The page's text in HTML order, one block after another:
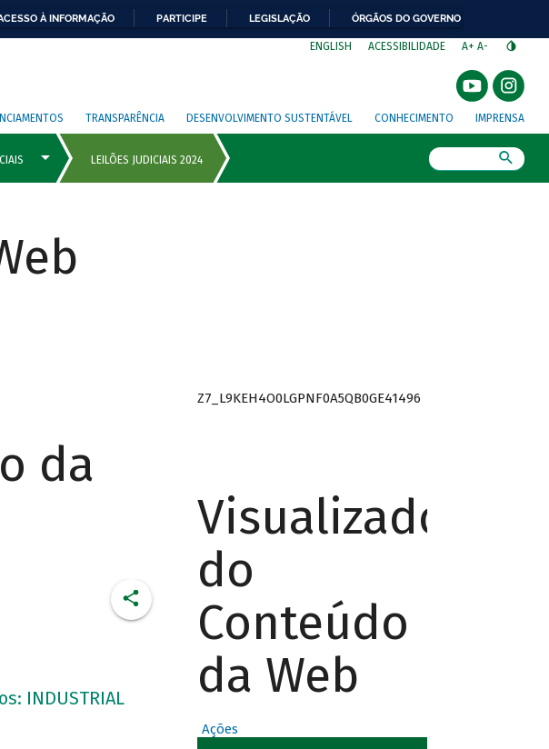
À INFORMAÇÃO PARTICIPE LEGISLAÇÃO ÓRGÃOS DO GOVERNO
ENGLISH ACESSIBILIDADE A+ A-
TRANSPARÊNCIA DESENVOLVIMENTO SUSTENTÁVEL CONHECIMENTO IMPRENSA
da
INDUSTRIAL
Z7_L9KEH4O0LGPNF0A5QB0GE41496
Visualizador
do
Conteúdo
da Web
Ações